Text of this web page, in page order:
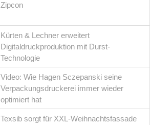
Zipcon
Kürten & Lechner erweitert
Digitaldruckproduktion mit Durst-
Technologie
Video: Wie Hagen Sczepanski seine
Verpackungsdruckerei immer wieder
optimiert hat
Texsib sorgt für XXL-Weihnachtsfassade